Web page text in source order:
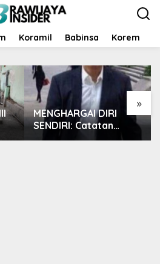
Koramil Babinsa Korem
»
MENGHARGAI DIRI
SENDIRI: Catatan
Subuh dari Bentangan